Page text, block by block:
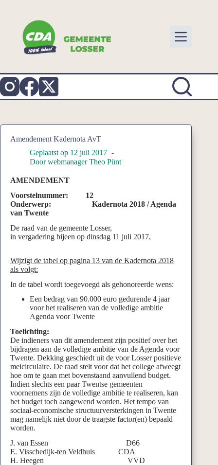
Amendement Kadernota AvT
Geplaatst op 12 juli 2017
Door webmanager Theo Pünt
AMENDEMENT
Voorstelnummer: 12
Onderwerp: Kadernota 2018 / Agenda
van Twente
De raad van de gemeente Losser,
in vergadering bijeen op dinsdag 11 juli 2017,
Wijzigt de tabel op pagina 13 van de Kadernota 2018
als volgt:
In de tabel wordt toegevoegd als gehonoreerde wens:
Een bedrag van 90.000 euro gedurende 4 jaar
voor het realiseren van de volledige ambitie
Agenda voor Twente
Toelichting:
De indieners van dit amendement zijn positief over het
bijdragen aan de volledige ambitie van de Agenda voor
Twente. Dekking geschiedt uit de voor Losser positieve
meicirculaire. De raad stelt voor dat het college afweegt
hoe om te gaan met bovenstaand aanvullend budget.
Indien slechts een paar Twentse gemeenten
voornemens zijn de volledige ambitie te realiseren, kan
het budget toch aangewend worden. Het tempo van
sociaal-economische structuurversterkingen in Twente
mag namelijk niet door de traagste factor(en) bepaald
worden.
J. van Essen D66
E. Visschedijk-ten Veldhuis CDA
H. Heegen VVD